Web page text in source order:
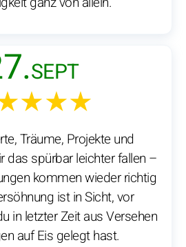
SEPT
Träume, Projekte und
das spürbar leichter fallen –
kommen wieder richtig
ist in Sicht, vor
in letzter Zeit aus Versehen
auf Eis gelegt hast.